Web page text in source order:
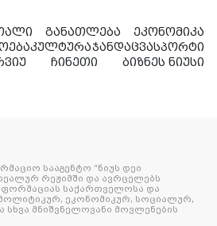
განათლება
ეკონომიკა
კულტურაჯანდაცვასპორტი
ჩინეთი ბიზნეს ნიუსი
სააგენტო “ნიუს დეი
რეჟიმში და ავრცელებს
საქართველოსა და
ეკონომიკურ, სოციალურ,
მნიშვნელოვანი მოვლენების